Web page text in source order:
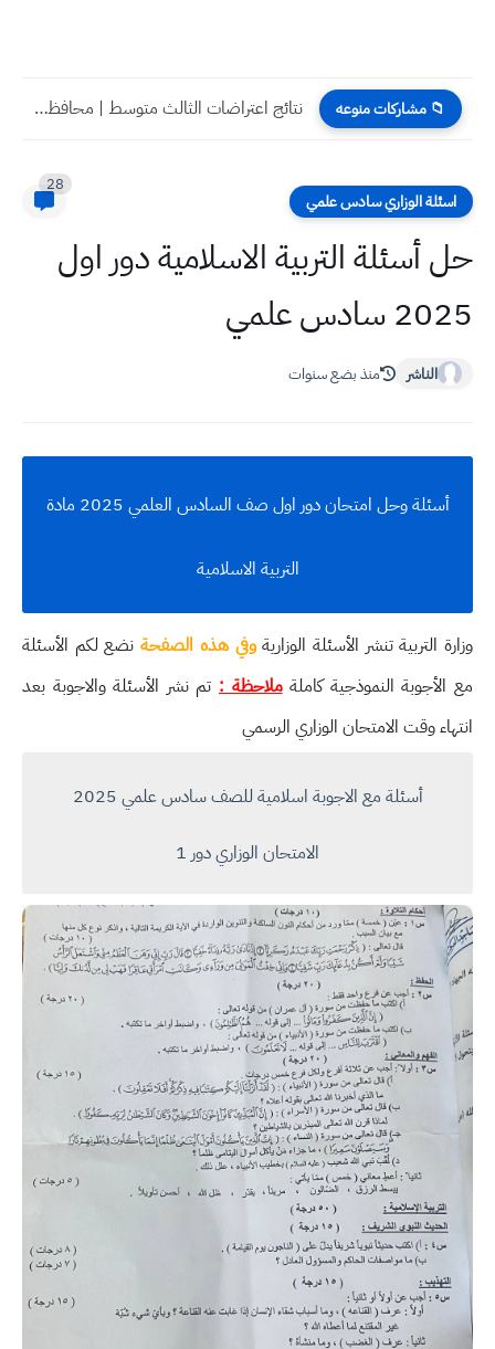
📁 مشاركات منوعه نتائج اعتراضات الثالث متوسط | محافظة بابل | الدور الاول...
اسئلة الوزاري سادس علمي
28
حل أسئلة التربية الاسلامية دور اول
2025 سادس علمي
الناشر منذ بضع سنوات
أسئلة وحل امتحان دور اول صف السادس العلمي 2025 مادة
التربية الاسلامية
وزارة التربية تنشر الأسئلة الوزاريةوفي هذه الصفحة نضع لكم الأسئلة
مع الأجوبة النموذجية كاملةملاحظة : تم نشر الأسئلة والاجوبة بعد
انتهاء وقت الامتحان الوزاري الرسمي
أسئلة مع الاجوبة اسلامية للصف سادس علمي 2025
الامتحان الوزاري دور 1